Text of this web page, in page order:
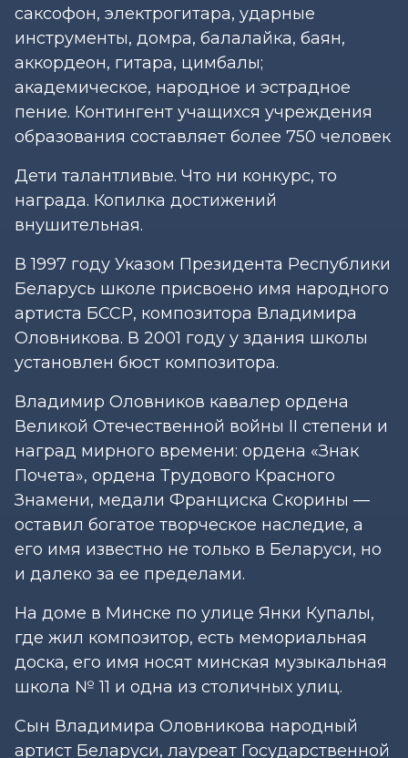
саксофон, электрогитара, ударные
инструменты, домра, балалайка, баян,
аккордеон, гитара, цимбалы;
академическое, народное и эстрадное
пение. Контингент учащихся учреждения
образования составляет более 750 человек
Дети талантливые. Что ни конкурс, то
награда. Копилка достижений
внушительная.
В 1997 году Указом Президента Республики
Беларусь школе присвоено имя народного
артиста БССР, композитора Владимира
Оловникова. В 2001 году у здания школы
установлен бюст композитора.
Владимир Оловников кавалер ордена
Великой Отечественной войны II степени и
наград мирного времени: ордена «Знак
Почета», ордена Трудового Красного
Знамени, медали Франциска Скорины —
оставил богатое творческое наследие, а
его имя известно не только в Беларуси, но
и далеко за ее пределами.
На доме в Минске по улице Янки Купалы,
где жил композитор, есть мемориальная
доска, его имя носят минская музыкальная
школа № 11 и одна из столичных улиц.
Сын Владимира Оловникова народный
артист Беларуси, лауреат Государственной